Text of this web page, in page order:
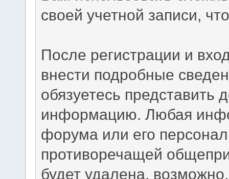
своей учетной записи,
После регистрации и
внести подробные
обязуетесь представить
информацию. Любая
форума или его
противоречащей
будет удалена,